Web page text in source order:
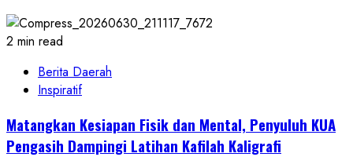
2 min read
Berita Daerah
Inspiratif
Matangkan Kesiapan Fisik dan Mental, Penyuluh KUA
Pengasih Dampingi Latihan Kafilah Kaligrafi